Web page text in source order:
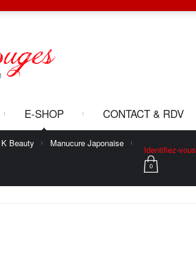
E-SHOP CONTACT & RDV
K Beauty Manucure Japonaise
Identifiez-vous
0